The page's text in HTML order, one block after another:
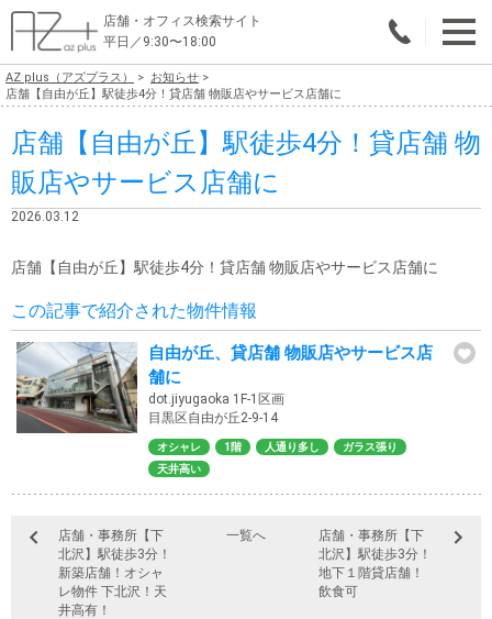
店舗・オフィス検索サイト
平日／9:30〜18:00
物件総合検索
エリアで探す
業種で探す
こだわりで探す
店舗・オフィス物件を探す
テナントビルオーナー様へ
店舗・オフィスの内装会社を探す
AZ plus（アズプラス）
お知らせ
店舗【自由が丘】駅徒歩4分！貸店舗 物販店やサービス店舗に
店舗【自由が丘】駅徒歩4分！貸店舗 物
販店やサービス店舗に
2026.03.12
店舗【自由が丘】駅徒歩4分！貸店舗 物販店やサービス店舗に
この記事で紹介された物件情報
自由が丘、貸店舗 物販店やサービス店
舗に
dot.jiyugaoka 1F-1区画
目黒区自由が丘2-9-14
オシャレ 1階 人通り多し
ガラス張り
天井高い
店舗・事務所【下
北沢】駅徒歩3分！
新築店舗！オシャ
レ物件 下北沢！天
井高有！
一覧へ
店舗・事務所【下
北沢】駅徒歩3分！
地下１階貸店舗！
飲食可